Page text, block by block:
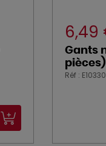
6,49
Gants
pièces)
Réf :